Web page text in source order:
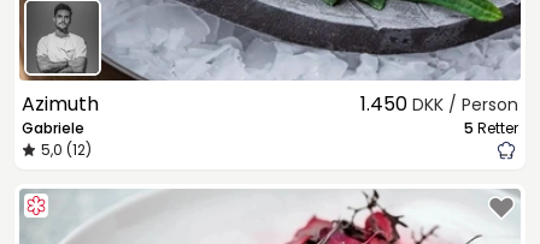
Azimuth
Gabriele
5,0 (12)
1.450 DKK / Person
5 Retter